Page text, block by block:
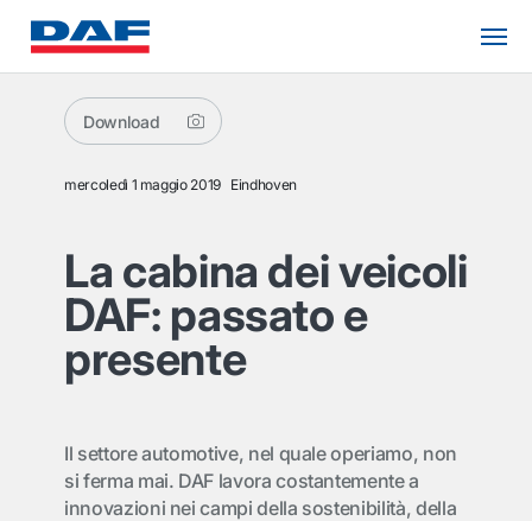
Download
mercoledì 1 maggio 2019 Eindhoven
La cabina dei veicoli
DAF: passato e
presente
Il settore automotive, nel quale operiamo, non
si ferma mai. DAF lavora costantemente a
innovazioni nei campi della sostenibilità, della